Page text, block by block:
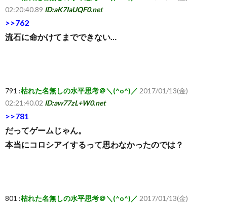
02:20:40.89 ID:aK7IaUQF0.net
>>762
流石に命かけてまでできない…
791 :枯れた名無しの水平思考＠＼(^o^)／ 2017/01/13(金)
02:21:40.02 ID:aw77zL+W0.net
>>781
だってゲームじゃん。
本当にコロシアイするって思わなかったのでは？
801 :枯れた名無しの水平思考＠＼(^o^)／ 2017/01/13(金)